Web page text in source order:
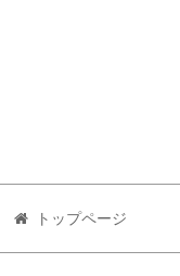
トップページ